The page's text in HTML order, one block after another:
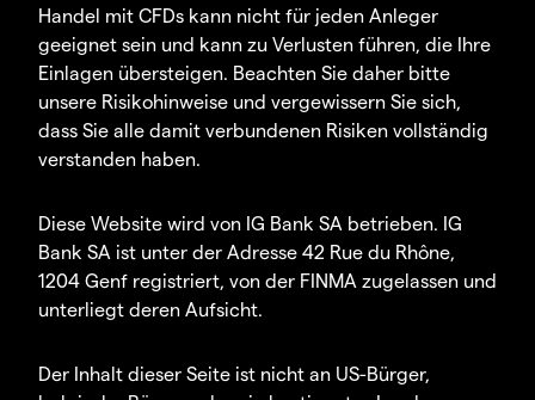
Handel mit CFDs kann nicht für jeden Anleger
geeignet sein und kann zu Verlusten führen, die Ihre
Einlagen übersteigen. Beachten Sie daher bitte
unsere Risikohinweise und vergewissern Sie sich,
dass Sie alle damit verbundenen Risiken vollständig
verstanden haben.
Diese Website wird von IG Bank SA betrieben. IG
Bank SA ist unter der Adresse 42 Rue du Rhône,
1204 Genf registriert, von der FINMA zugelassen und
unterliegt deren Aufsicht.
Der Inhalt dieser Seite ist nicht an US-Bürger,